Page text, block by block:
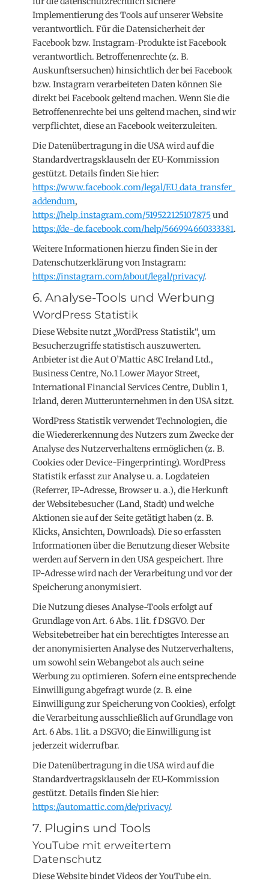
Implementierung des Tools auf unserer Website
verantwortlich. Für die Datensicherheit der
Facebook bzw. Instagram-Produkte ist Facebook
verantwortlich. Betroffenenrechte (z. B.
Auskunftsersuchen) hinsichtlich der bei Facebook
bzw. Instagram verarbeiteten Daten können Sie
direkt bei Facebook geltend machen. Wenn Sie die
Betroffenenrechte bei uns geltend machen, sind wir
verpflichtet, diese an Facebook weiterzuleiten.
Die Datenübertragung in die USA wird auf die
Standardvertragsklauseln der EU-Kommission
gestützt. Details finden Sie hier:
https://www.facebook.com/legal/EU_data_transfer_
addendum,
https://help.instagram.com/519522125107875und
https://de-de.facebook.com/help/566994660333381.
Weitere Informationen hierzu finden Sie in der
Datenschutzerklärung von Instagram:
https://instagram.com/about/legal/privacy/.
6. Analyse-Tools und Werbung
WordPress Statistik
Diese Website nutzt „WordPress Statistik“, um
Besucherzugriffe statistisch auszuwerten.
Anbieter ist die Aut O’Mattic A8C Ireland Ltd.,
Business Centre, No.1 Lower Mayor Street,
International Financial Services Centre, Dublin 1,
Irland, deren Mutterunternehmen in den USA sitzt.
WordPress Statistik verwendet Technologien, die
die Wiedererkennung des Nutzers zum Zwecke der
Analyse des Nutzerverhaltens ermöglichen (z. B.
Cookies oder Device-Fingerprinting). WordPress
Statistik erfasst zur Analyse u. a. Logdateien
(Referrer, IP-Adresse, Browser u. a.), die Herkunft
der Websitebesucher (Land, Stadt) und welche
Aktionen sie auf der Seite getätigt haben (z. B.
Klicks, Ansichten, Downloads). Die so erfassten
Informationen über die Benutzung dieser Website
werden auf Servern in den USA gespeichert. Ihre
IP-Adresse wird nach der Verarbeitung und vor der
Speicherung anonymisiert.
Die Nutzung dieses Analyse-Tools erfolgt auf
Grundlage von Art. 6 Abs. 1 lit. f DSGVO. Der
Websitebetreiber hat ein berechtigtes Interesse an
der anonymisierten Analyse des Nutzerverhaltens,
um sowohl sein Webangebot als auch seine
Werbung zu optimieren. Sofern eine entsprechende
Einwilligung abgefragt wurde (z. B. eine
Einwilligung zur Speicherung von Cookies), erfolgt
die Verarbeitung ausschließlich auf Grundlage von
Art. 6 Abs. 1 lit. a DSGVO; die Einwilligung ist
jederzeit widerrufbar.
Die Datenübertragung in die USA wird auf die
Standardvertragsklauseln der EU-Kommission
gestützt. Details finden Sie hier:
https://automattic.com/de/privacy/.
7. Plugins und Tools
YouTube mit erweitertem
Datenschutz
Diese Website bindet Videos der YouTube ein.